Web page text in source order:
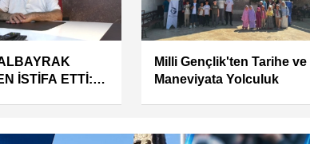
UŞAK İL
HAYAT 112 ACİL MOBİL
UYGULAMASI KAMU